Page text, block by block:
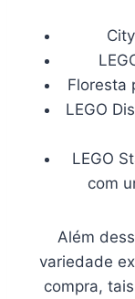
Floresta
LEGO
LEGO
com
Além
variedade
compra,